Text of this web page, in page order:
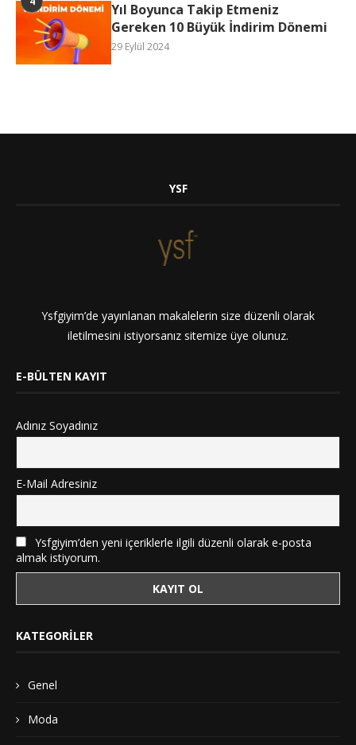
Yıl Boyunca Takip Etmeniz
Gereken 10 Büyük İndirim Dönemi
29 Eylül 2024
YSF
Ysfgiyim’de yayınlanan makalelerin size düzenli olarak
iletilmesini istiyorsanız sitemize üye olunuz.
E-BÜLTEN KAYIT
Adınız Soyadınız
E-Mail Adresiniz
Ysfgiyim’den yeni içeriklerle ilgili düzenli olarak e-posta
almak istiyorum.
KATEGORILER
Genel
Moda